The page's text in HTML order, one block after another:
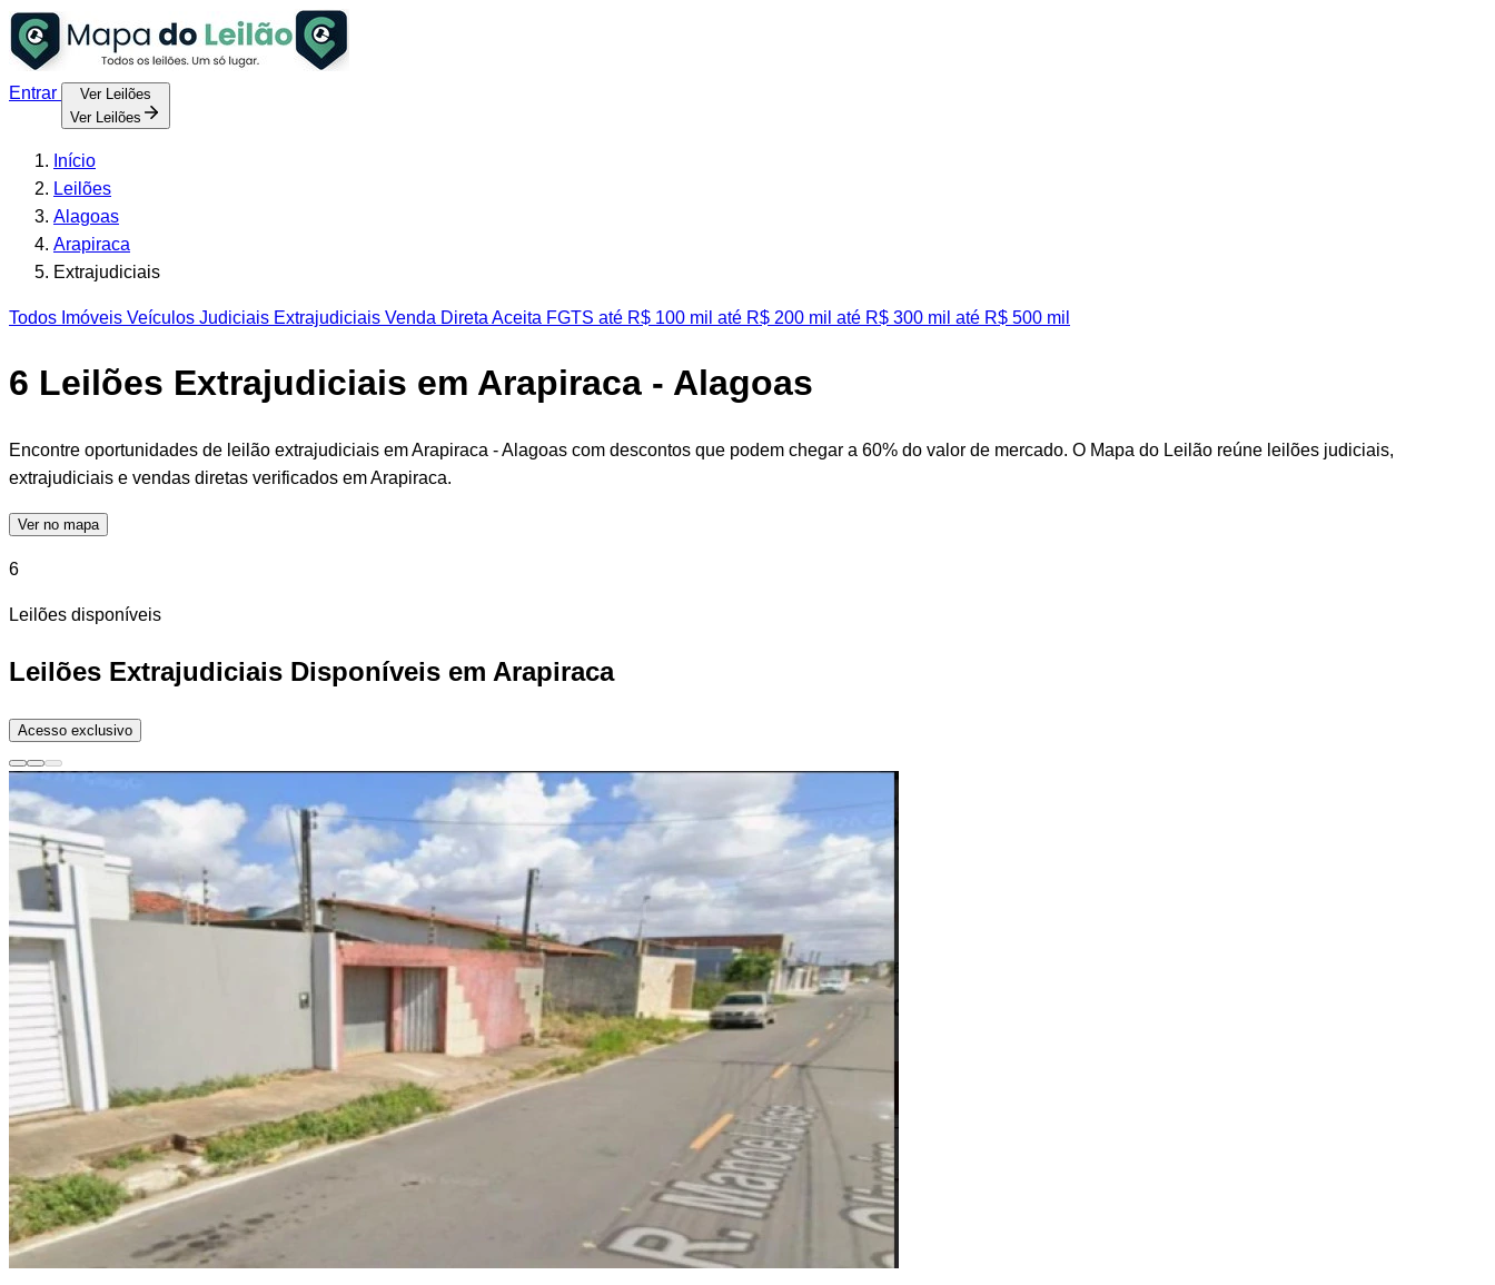
Entrar
Ver Leilões
Ver Leilões
Início
Leilões
Alagoas
Arapiraca
Extrajudiciais
Todos Imóveis Veículos Judiciais Extrajudiciais Venda Direta Aceita FGTS até R$ 100 mil até R$ 200 mil até R$ 300 mil até R$ 500 mil
6 Leilões Extrajudiciais em Arapiraca - Alagoas
Encontre oportunidades de leilão extrajudiciais em Arapiraca - Alagoas com descontos que podem chegar a 60% do valor de mercado. O Mapa do Leilão reúne leilões judiciais,
extrajudiciais e vendas diretas verificados em Arapiraca.
Ver no mapa
6
Leilões disponíveis
Leilões Extrajudiciais Disponíveis em Arapiraca
Acesso exclusivo